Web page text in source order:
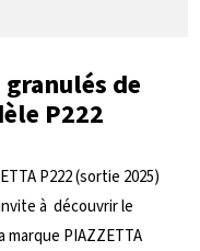
de
P222
P222 (sortie 2025)
à découvrir le
marque PIAZZETTA